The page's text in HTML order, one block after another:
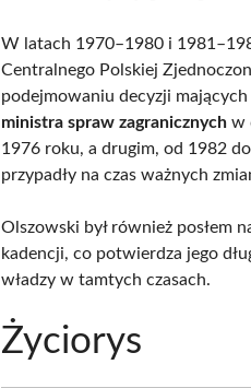
W latach 1970–1980 i
Centralnego Polskiej
podejmowaniu decyzji
ministra spraw zagranicznych w
1976 roku, a drugim, od 1982
przypadły na czas ważnych
Olszowski był również posłem
kadencji, co potwierdza jego
władzy w tamtych czasach.
Życiorys